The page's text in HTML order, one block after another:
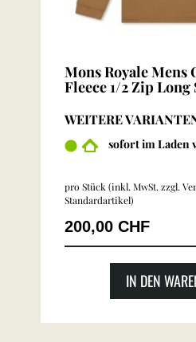
Mons Royale
Fleece 1/2 Zip Long
WEITERE
sofort im Laden
pro Stück (inkl. MwSt. zzgl.
Standardartikel)
200,00 CHF
IN DEN